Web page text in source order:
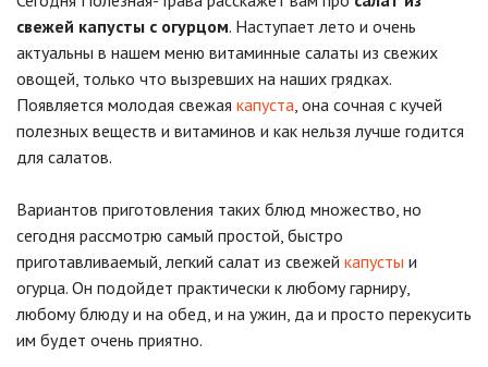
свежей капусты с огурцом. Наступает лето и очень
актуальны в нашем меню витаминные салаты из свежих
овощей, только что вызревших на наших грядках.
Появляется молодая свежая капуста , она сочная с кучей
полезных веществ и витаминов и как нельзя лучше годится
для салатов.
Вариантов приготовления таких блюд множество, но
сегодня рассмотрю самый простой, быстро
приготавливаемый, легкий салат из свежей капусты и
огурца. Он подойдет практически к любому гарниру,
любому блюду и на обед, и на ужин, да и просто перекусить
им будет очень приятно.